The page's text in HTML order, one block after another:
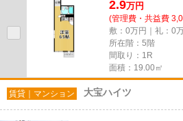
2.9万円
(管理費・共益費
敷：0万円｜礼：0
所在階：5階
間取り：1R
面積：19.00㎡
賃貸｜マンション 大宝ハイツ